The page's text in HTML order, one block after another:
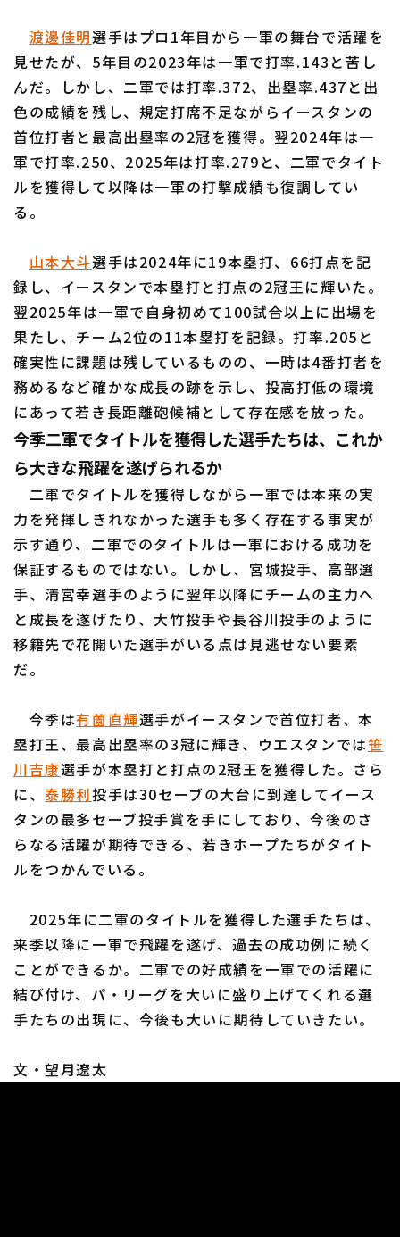
渡邊佳明選手はプロ1年目から一軍の舞台で活躍を
見せたが、5年目の2023年は一軍で打率.143と苦し
んだ。しかし、二軍では打率.372、出塁率.437と出
色の成績を残し、規定打席不足ながらイースタンの
首位打者と最高出塁率の2冠を獲得。翌2024年は一
軍で打率.250、2025年は打率.279と、二軍でタイト
ルを獲得して以降は一軍の打撃成績も復調してい
る。
山本大斗選手は2024年に19本塁打、66打点を記
録し、イースタンで本塁打と打点の2冠王に輝いた。
翌2025年は一軍で自身初めて100試合以上に出場を
果たし、チーム2位の11本塁打を記録。打率.205と
確実性に課題は残しているものの、一時は4番打者を
務めるなど確かな成長の跡を示し、投高打低の環境
にあって若き長距離砲候補として存在感を放った。
今季二軍でタイトルを獲得した選手たちは、これか
ら大きな飛躍を遂げられるか
二軍でタイトルを獲得しながら一軍では本来の実
力を発揮しきれなかった選手も多く存在する事実が
示す通り、二軍でのタイトルは一軍における成功を
保証するものではない。しかし、宮城投手、高部選
手、清宮幸選手のように翌年以降にチームの主力へ
と成長を遂げたり、大竹投手や長谷川投手のように
移籍先で花開いた選手がいる点は見逃せない要素
だ。
今季は有薗直輝選手がイースタンで首位打者、本
塁打王、最高出塁率の3冠に輝き、ウエスタンでは笹
川吉康選手が本塁打と打点の2冠王を獲得した。さら
に、泰勝利投手は30セーブの大台に到達してイース
タンの最多セーブ投手賞を手にしており、今後のさ
らなる活躍が期待できる、若きホープたちがタイト
ルをつかんでいる。
2025年に二軍のタイトルを獲得した選手たちは、
来季以降に一軍で飛躍を遂げ、過去の成功例に続く
ことができるか。二軍での好成績を一軍での活躍に
結び付け、パ・リーグを大いに盛り上げてくれる選
手たちの出現に、今後も大いに期待していきたい。
文・望月遼太